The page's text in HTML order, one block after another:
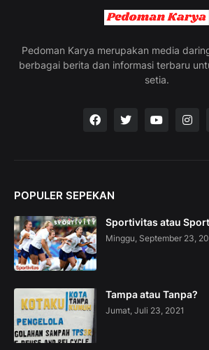
V
e
c
t
i
n
—
U
p
t
Pedoman Karya merupakan media
berbagai berita dan informasi terbaru
setia.
POPULER SEPEKAN
Sportivitas atau
Minggu, September 23,
Tampa atau Tanpa?
Jumat, Juli 23, 2021